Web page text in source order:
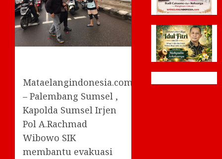
Mataelangindonesia.com
– Palembang Sumsel ,
Kapolda Sumsel Irjen
Pol A.Rachmad
Wibowo SIK
membantu evakuasi